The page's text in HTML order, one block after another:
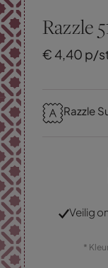
Razzle
€ 4,40 p/
Razzle
Veilig
*